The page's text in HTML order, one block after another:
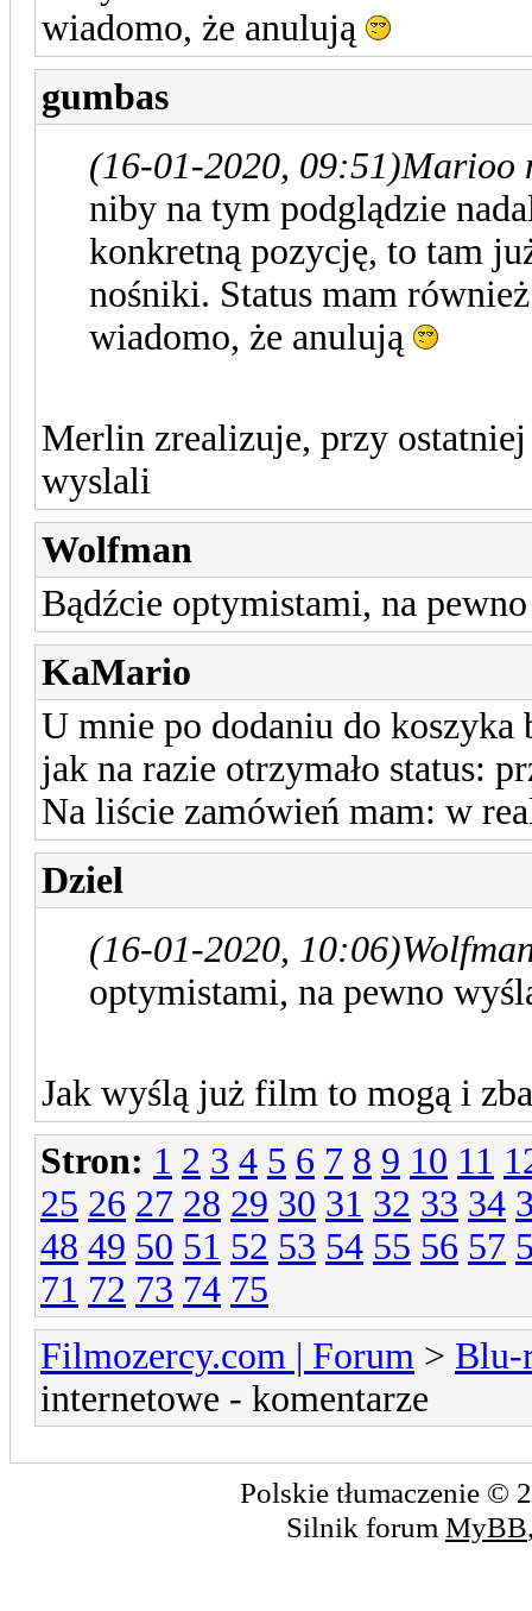
wiadomo, że anulują
gumbas
(16-01-2020, 09:51)Marioo
niby na tym podglądzie
konkretną pozycję, to tam
nośniki. Status mam
wiadomo, że anulują
Merlin zrealizuje, przy
wyslali
Wolfman
Bądźcie optymistami, na
KaMario
U mnie po dodaniu do koszyka
jak na razie otrzymało status:
Na liście zamówień mam: w
Dziel
(16-01-2020, 10:06)
optymistami, na pewno
Jak wyślą już film to mogą i
Stron: 1 2 3 4 5 6 7 8 9 10 11
25 26 27 28 29 30 31 32 33 34
48 49 50 51 52 53 54 55 56 57
71 72 73 74 75
Filmozercy.com | Forum >
internetowe - komentarze
Polskie tłumaczenie ©
Silnik forum MyBB